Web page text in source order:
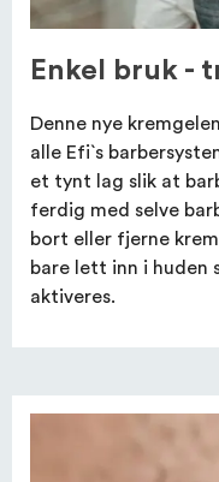
Enkel bruk -
Denne nye
alle Efi`s
et tynt lag slik at
ferdig med selve
bort eller fjerne
bare lett inn i huden
aktiveres.